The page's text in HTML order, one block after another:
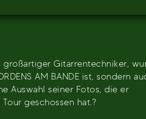
Gitarrentechniker,
AM BANDE ist, sondern
Auswahl seiner Fotos, die er
geschossen hat.?